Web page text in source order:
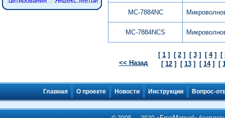
MC-7884NC
MC-7884NCS
<< Назад
[ 1 ] [ 2 ] [ 3 ] [ 4] [
[ 12 ] [ 13 ] [ 14] [
Главная О проекте Новости Инструкции Вопрос-